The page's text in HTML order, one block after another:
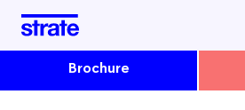
L'école
Brochure